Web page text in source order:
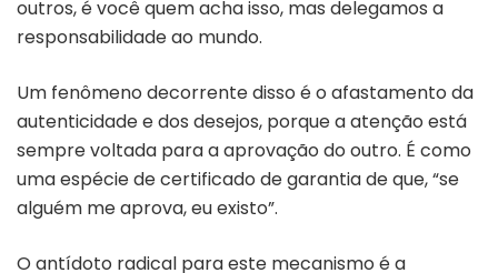
outros, é você quem acha isso, mas delegamos a
responsabilidade ao mundo.
Um fenômeno decorrente disso é o afastamento da
autenticidade e dos desejos, porque a atenção está
sempre voltada para a aprovação do outro. É como
uma espécie de certificado de garantia de que, “se
alguém me aprova, eu existo”.
O antídoto radical para este mecanismo é a